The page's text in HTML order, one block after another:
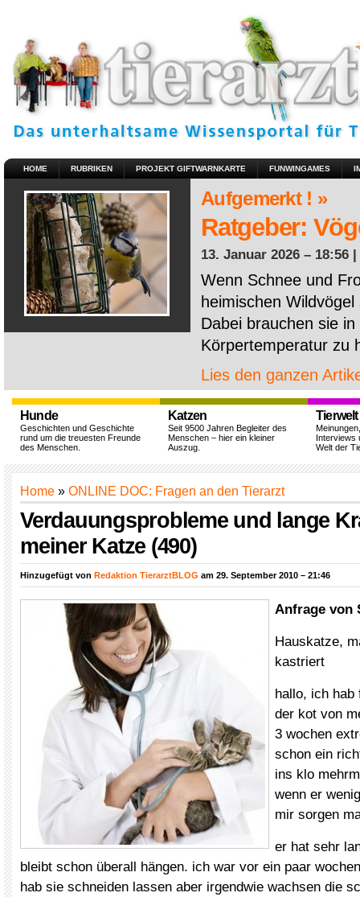
HOME RUBRIKEN PROJEKT GIFTWARNKARTE FUNWINGAMES
Aufgemerkt ! »
Ratgeber:
13. Januar 2026 – 18:56 |
Wenn Schnee und
heimischen
Dabei brauchen sie
Körpertemperatur zu
Lies den ganzen
Hunde
Geschichten und Geschichte
rund um die treuesten Freunde
des Menschen.
Katzen
Seit 9500 Jahren Begleiter des
Menschen – hier ein kleiner
Auszug.
Tierwelt
Interviews
Welt der
Home » ONLINE DOC: Fragen an den Tierarzt
Verdauungsprobleme und lange
meiner Katze (490)
Hinzugefügt von Redaktion TierarztBLOG am 29. September 2010 – 21:46
Anfrage von
Hauskatze,
kastriert
hallo, ich hab
der kot von
3 wochen
schon ein
ins klo
wenn er
mir sorgen
er hat sehr
bleibt schon überall hängen. ich war vor ein paar
hab sie schneiden lassen aber irgendwie wachsen die